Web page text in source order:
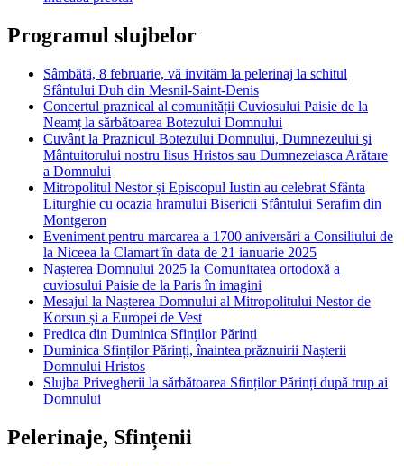
Programul slujbelor
Sâmbătă, 8 februarie, vă invităm la pelerinaj la schitul
Sfântului Duh din Mesnil-Saint-Denis
Concertul praznical al comunității Cuviosului Paisie de la
Neamț la sărbătoarea Botezului Domnului
Cuvânt la Praznicul Botezului Domnului, Dumnezeului şi
Mântuitorului nostru Iisus Hristos sau Dumnezeiasca Arătare
a Domnului
Mitropolitul Nestor și Episcopul Iustin au celebrat Sfânta
Liturghie cu ocazia hramului Bisericii Sfântului Serafim din
Montgeron
Eveniment pentru marcarea a 1700 aniversări a Consiliului de
la Niceea la Clamart în data de 21 ianuarie 2025
Nașterea Domnului 2025 la Comunitatea ortodoxă a
cuviosului Paisie de la Paris în imagini
Mesajul la Nașterea Domnului al Mitropolitului Nestor de
Korsun și a Europei de Vest
Predica din Duminica Sfinților Părinți
Duminica Sfinților Părinți, înaintea prăznuirii Nașterii
Domnului Hristos
Slujba Privegherii la sărbătoarea Sfinților Părinți după trup ai
Domnului
Pelerinaje, Sfințenii